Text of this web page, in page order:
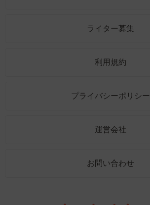
ライター募集
利用規約
プライバシーポリシー
運営会社
お問い合わせ